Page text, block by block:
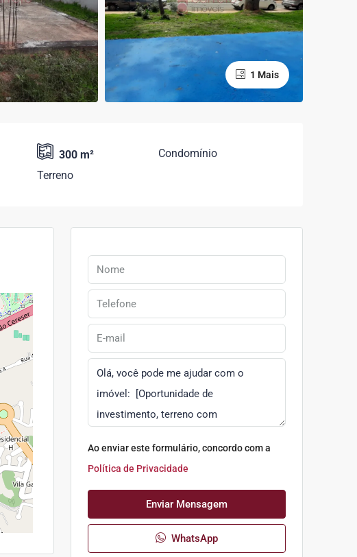
1 Mais
300 m²
Terreno
Condomínio
Ao enviar este formulário, concordo com a
Política de Privacidade
Enviar Mensagem
WhatsApp